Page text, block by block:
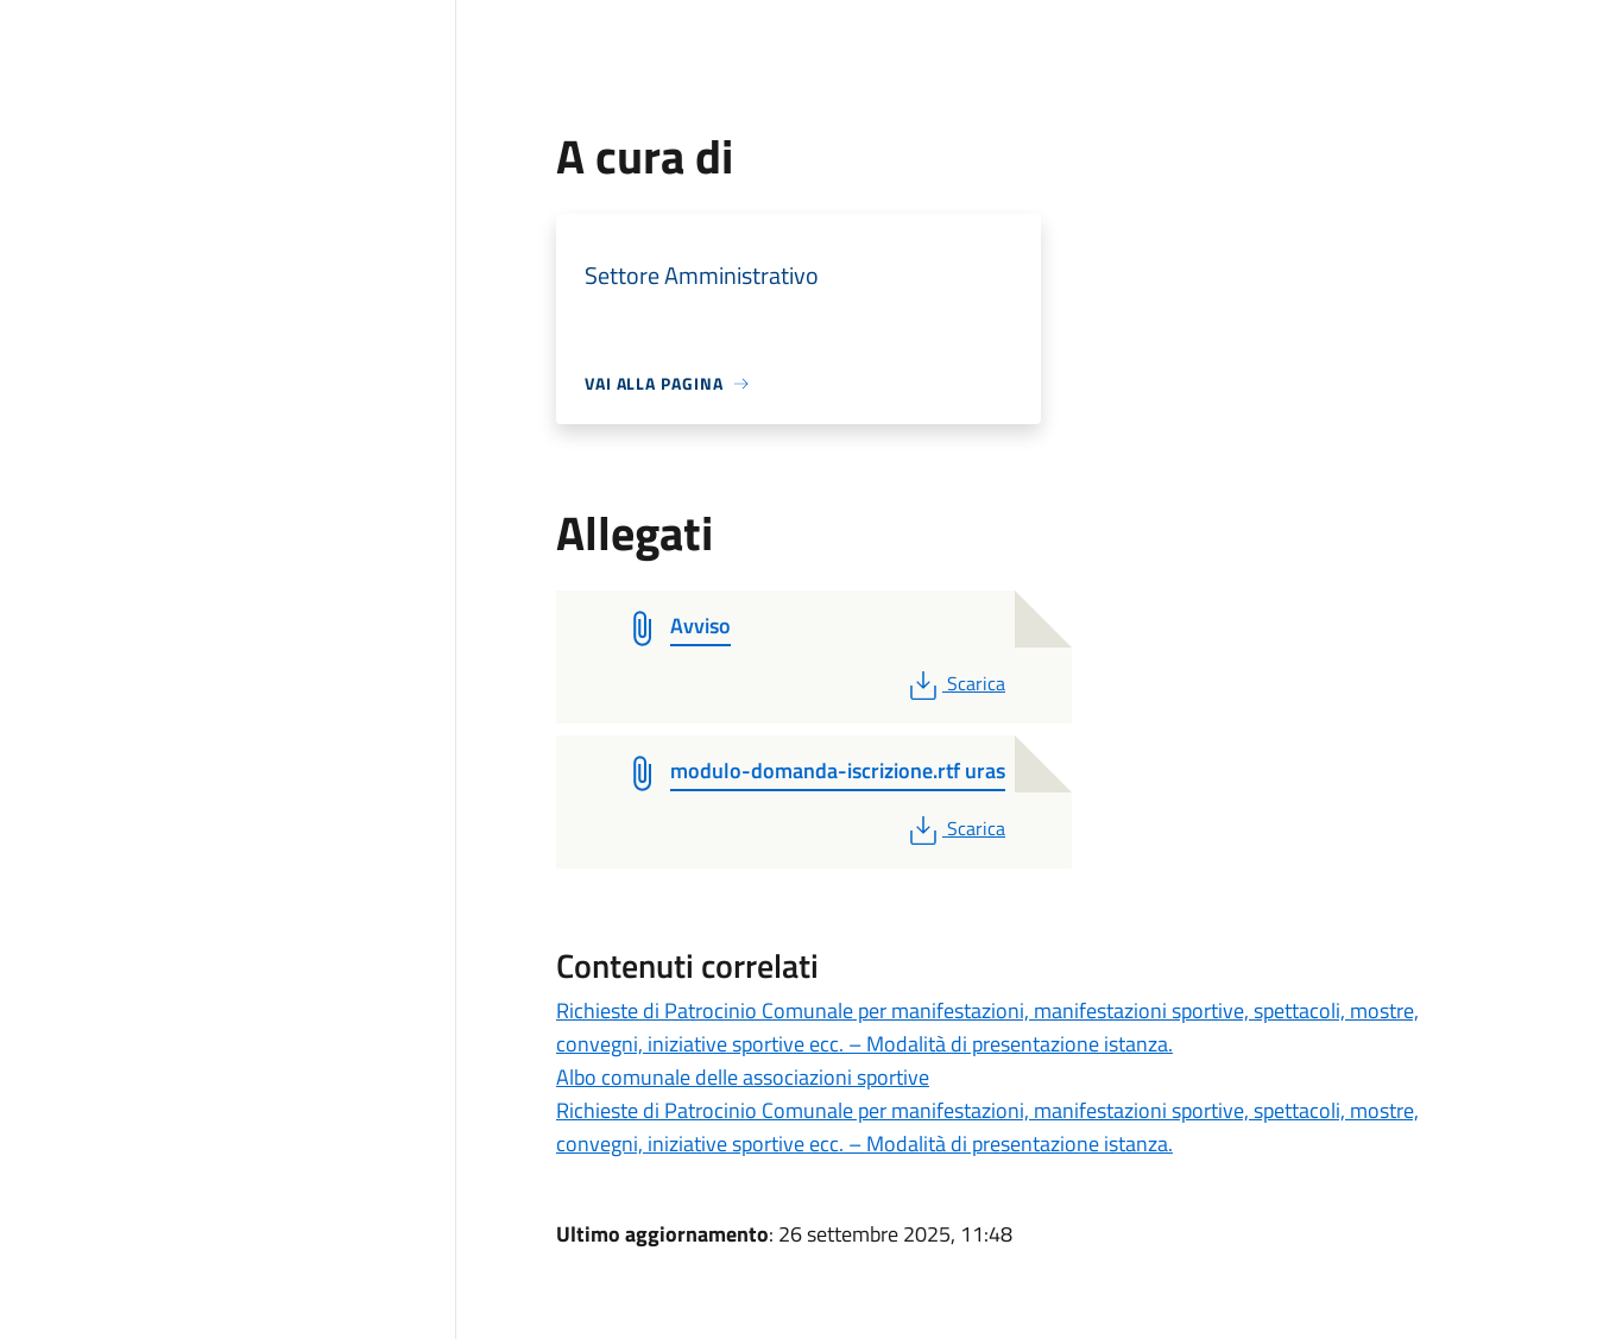
A cura di
Settore Amministrativo
VAI ALLA PAGINA
Allegati
Avviso
PDF
Scarica
modulo-domanda-iscrizione.rtf uras
PDF
Scarica
Contenuti correlati
Richieste di Patrocinio Comunale per manifestazioni, manifestazioni sportive, spettacoli, mostre,
convegni, iniziative sportive ecc. – Modalità di presentazione istanza.
Albo comunale delle associazioni sportive
Richieste di Patrocinio Comunale per manifestazioni, manifestazioni sportive, spettacoli, mostre,
convegni, iniziative sportive ecc. – Modalità di presentazione istanza.
Ultimo aggiornamento: 26 settembre 2025, 11:48